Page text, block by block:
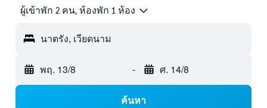
ผู้เข้าพัก 2 คน, ห้องพัก 1 ห้อง
นาตรัง, เวียดนาม
พฤ. 13/8 - ศ. 14/8
ค้นหา